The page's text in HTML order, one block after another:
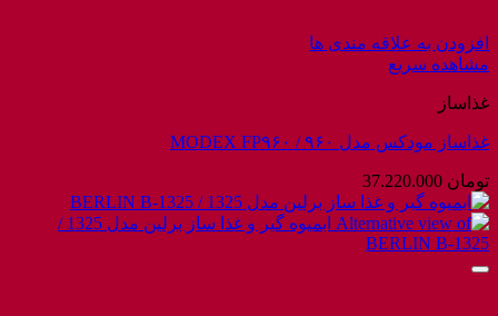
افزودن به علاقه مندی ها
مشاهده سریع
غذاساز
غذاساز مودکس مدل ۹۶۰ / MODEX FP۹۶۰
تومان